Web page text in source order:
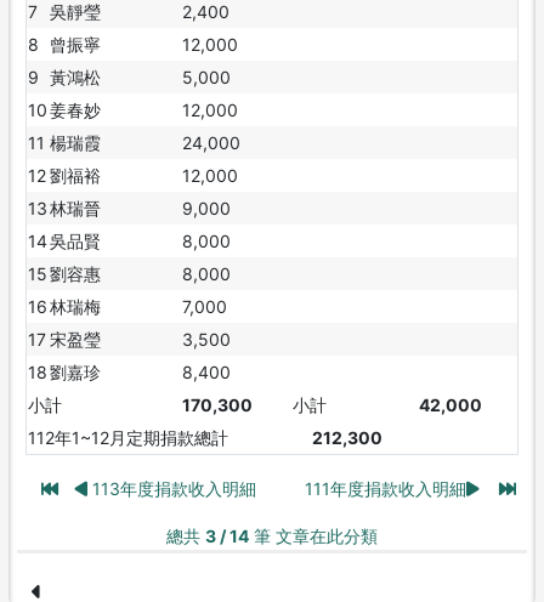
7 吳靜瑩
2,400
8
曾振寧
12,000
9 黃鴻松
5,000
10姜春妙
12,000
11 楊瑞霞
24,000
12劉福裕
12,000
13林瑞晉
9,000
14吳品賢
8,000
15劉容惠
8,000
16林瑞梅
7,000
17宋盈瑩
3,500
18劉嘉珍
8,400
小計
170,300 小計
42,000
112年1~12月定期捐款總計
212,300
113年度捐款收入明細 111年度捐款收入明細
總共 3 / 14 筆 文章在此分類